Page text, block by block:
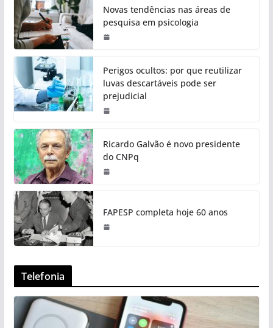
Novas tendências nas áreas de
pesquisa em psicologia
Perigos ocultos: por que reutilizar
luvas descartáveis pode ser
prejudicial
Ricardo Galvão é novo presidente
do CNPq
FAPESP completa hoje 60 anos
Telefonia